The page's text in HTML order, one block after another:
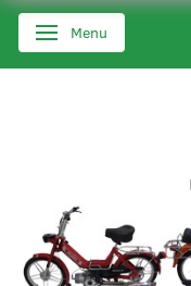
Skifte navigation
Menu